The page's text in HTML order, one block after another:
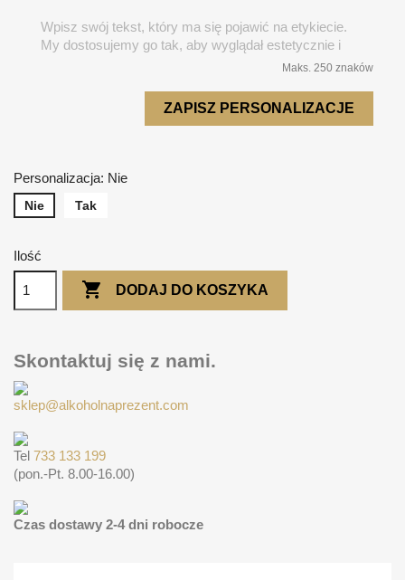
Maks. 250 znaków
ZAPISZ PERSONALIZACJE
Personalizacja: Nie
Nie Tak
Ilość
 DODAJ DO KOSZYKA
Skontaktuj się z nami.
sklep@alkoholnaprezent.com
Tel 733 133 199
(pon.-Pt. 8.00-16.00)
Czas dostawy 2-4 dni robocze